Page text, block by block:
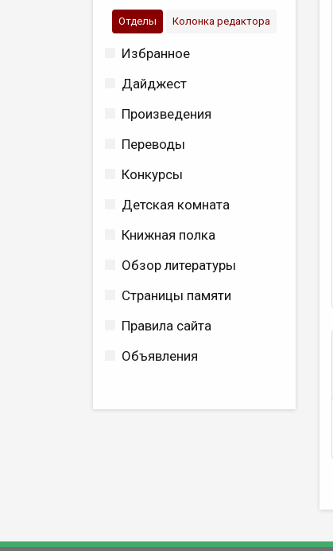
Отделы Колонка редактора
Избранное
Дайджест
Произведения
Переводы
Конкурсы
Детская комната
Книжная полка
Обзор литературы
Страницы памяти
Правила сайта
Объявления